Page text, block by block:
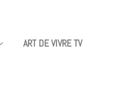
ART DE VIVRE TV